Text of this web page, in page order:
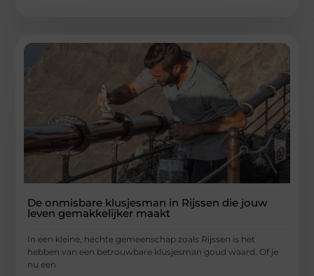
De onmisbare klusjesman in Rijssen die jouw
leven gemakkelijker maakt
In een kleine, hechte gemeenschap zoals Rijssen is het
hebben van een betrouwbare klusjesman goud waard. Of je
nu een